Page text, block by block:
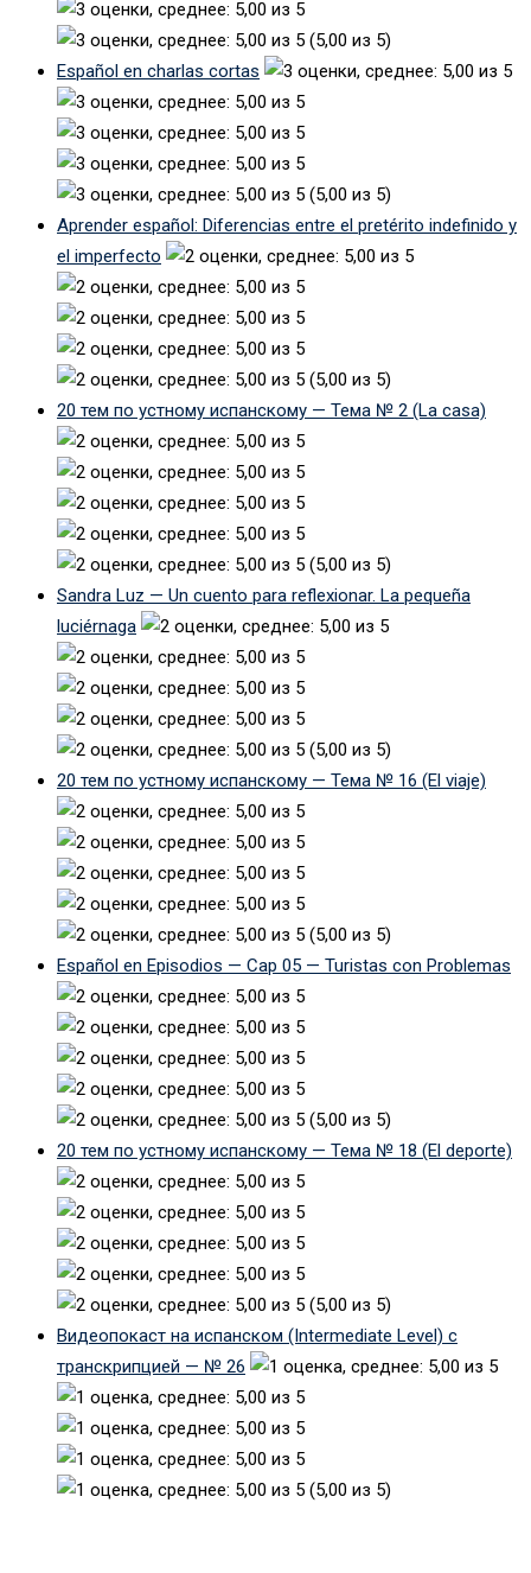
(5,00 из 5)
Español en charlas cortas
(5,00 из 5)
Aprender español: Diferencias entre el pretérito indefinido y
el imperfecto
(5,00 из 5)
20 тем по устному испанскому — Тема № 2 (La casa)
(5,00 из 5)
Sandra Luz — Un cuento para reflexionar. La pequeña
luciérnaga
(5,00 из 5)
20 тем по устному испанскому — Тема № 16 (El viaje)
(5,00 из 5)
Español en Episodios — Cap 05 — Turistas con Problemas
(5,00 из 5)
20 тем по устному испанскому — Тема № 18 (El deporte)
(5,00 из 5)
Видеопокаст на испанском (Intermediate Level) с
транскрипцией — № 26
(5,00 из 5)